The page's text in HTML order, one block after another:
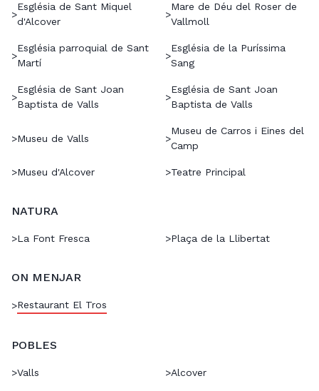
>
Església de Sant Miquel
d'Alcover
>
Mare de Déu del Roser de
Vallmoll
>
Església parroquial de Sant
Martí
>
Església de la Puríssima
Sang
>
Església de Sant Joan
Baptista de Valls
>
Església de Sant Joan
Baptista de Valls
>Museu de Valls >
Museu de Carros i Eines del
Camp
>Museu d'Alcover >Teatre Principal
NATURA
>La Font Fresca >Plaça de la Llibertat
ON MENJAR
>Restaurant El Tros
POBLES
>Valls >Alcover